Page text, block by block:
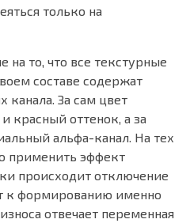
только на
на то, что все текстурные
составе содержат
канала. За сам цвет
красный оттенок, а за
альфа-канал. На тех
применить эффект
происходит отключение
к формированию именно
отвечает переменная